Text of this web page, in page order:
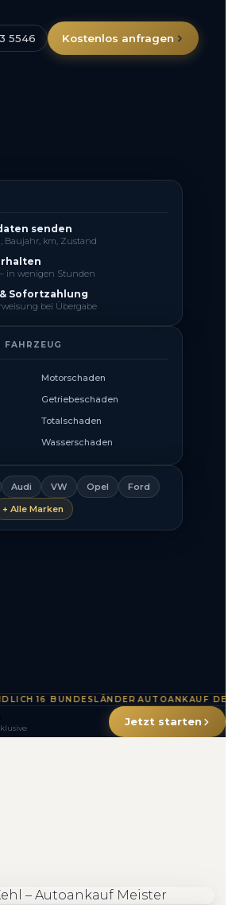
5546 Kostenlos anfragen
senden
Baujahr, km, Zustand
in wenigen Stunden
Sofortzahlung
bei Übergabe
FAHRZEUG
Motorschaden
Getriebeschaden
Totalschaden
Wasserschaden
Audi VW Opel
Ford
+ Alle Marken
· 16 BUNDESLÄNDER·AUTOANKAUF
Jetzt starten